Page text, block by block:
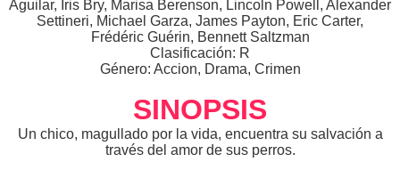
Aguilar, Iris Bry, Marisa Berenson, Lincoln Powell, Alexander
Settineri, Michael Garza, James Payton, Eric Carter,
Frédéric Guérin, Bennett Saltzman
Clasificación: R
Género: Accion, Drama, Crimen
SINOPSIS
Un chico, magullado por la vida, encuentra su salvación a
través del amor de sus perros.